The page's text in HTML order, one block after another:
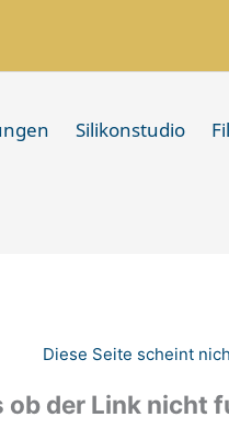
Silikonstudio
Diese Seite scheint
ob der Link nicht